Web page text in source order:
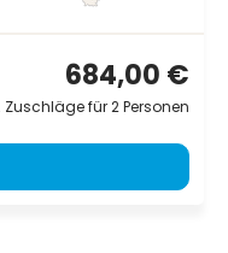
684,00 €
Zuschläge für 2 Personen